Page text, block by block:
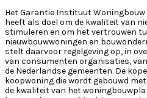
Het Garantie Instituut Woningbouw
heeft als doel om de kwaliteit van
stimuleren en om het vertrouwen
nieuwbouwwoningen en
stelt daarvoor regelgeving op, in
van consumenten organisaties,
de Nederlandse gemeenten. De
koopwoning die wordt gebouwd
de kwaliteit van het